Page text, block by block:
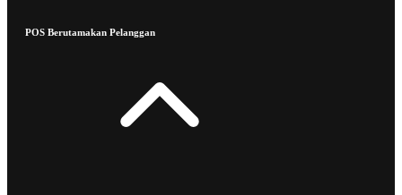
POS Berutamakan Pelanggan